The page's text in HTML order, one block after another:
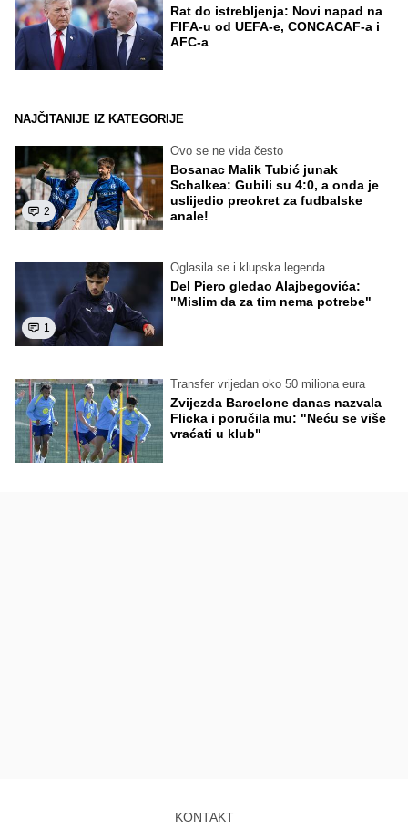
Rat do istrebljenja: Novi napad na
FIFA-u od UEFA-e, CONCACAF-a i
AFC-a
NAJČITANIJE IZ KATEGORIJE
2
Ovo se ne viđa često
Bosanac Malik Tubić junak
Schalkea: Gubili su 4:0, a onda je
uslijedio preokret za fudbalske
anale!
1
Oglasila se i klupska legenda
Del Piero gledao Alajbegovića:
"Mislim da za tim nema potrebe"
Transfer vrijedan oko 50 miliona eura
Zvijezda Barcelone danas nazvala
Flicka i poručila mu: "Neću se više
vraćati u klub"
KONTAKT